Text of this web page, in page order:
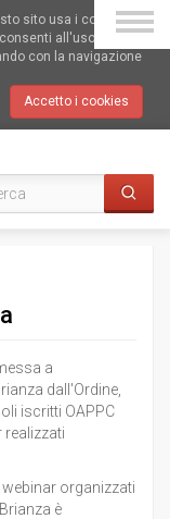
sito usa i cookies.
all'uso dei
con la navigazione
Accetto i cookies
a
dall'Ordine,
iscritti OAPPC
realizzati
webinar organizzati
è